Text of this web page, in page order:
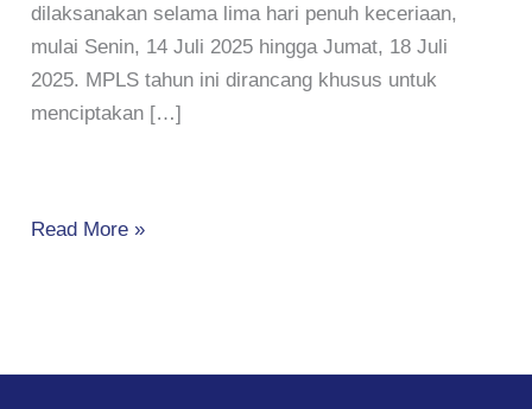
dilaksanakan selama lima hari penuh keceriaan,
mulai Senin, 14 Juli 2025 hingga Jumat, 18 Juli
2025. MPLS tahun ini dirancang khusus untuk
menciptakan […]
Read More »